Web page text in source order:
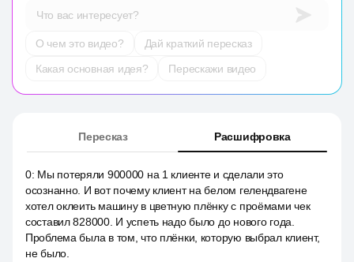
Что вас интересует?
О чем это видео?
Дай краткий пересказ
Какая основная идея?
Перескажи видео
Пересказ Расшифровка
0: Мы потеряли 900000 на 1 клиенте и сделали это
осознанно. И вот почему клиент на белом гелендвагене
хотел оклеить машину в цветную плёнку с проёмами чек
составил 828000. И успеть надо было до нового года.
Проблема была в том, что плёнки, которую выбрал клиент,
не было.